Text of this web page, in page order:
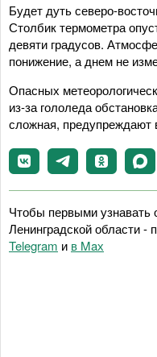
Будет дуть северо-
Столбик термометра
девяти градусов.
понижение, а днем не
Опасных
из-за гололеда
сложная,
Чтобы первыми узнавать
Ленинградской области -
Telegram и в Maх